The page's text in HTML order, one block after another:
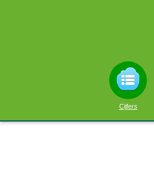
Cijfers